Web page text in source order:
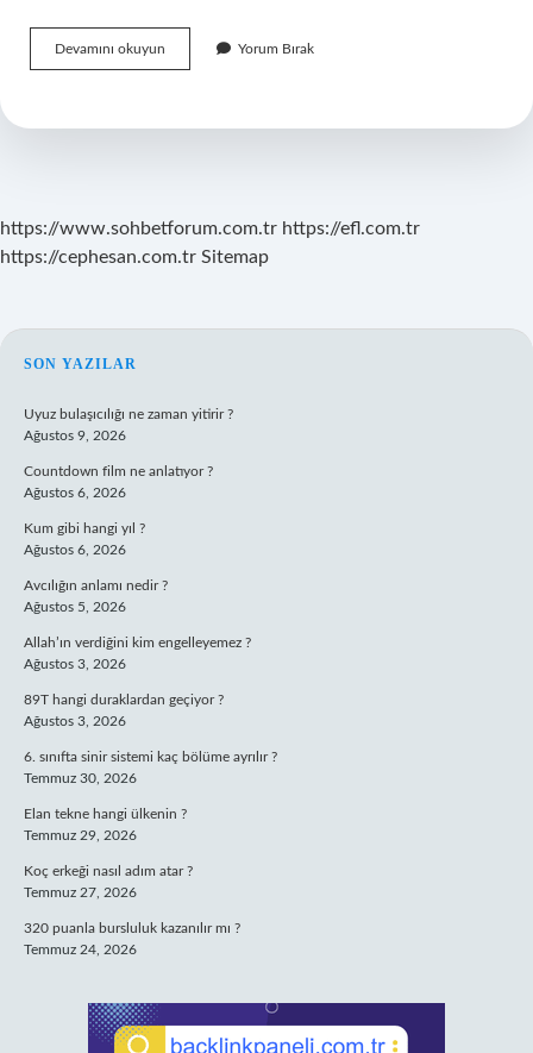
Devamını okuyun
Ismi
Yorum Bırak
https://www.sohbetforum.com.tr https://efl.com.tr
https://cephesan.com.tr Sitemap
SIDEBAR
SON YAZILAR
Uyuz bulaşıcılığı ne zaman yitirir ?
Ağustos 9, 2026
Countdown film ne anlatıyor ?
Ağustos 6, 2026
Kum gibi hangi yıl ?
Ağustos 6, 2026
Avcılığın anlamı nedir ?
Ağustos 5, 2026
Allah’ın verdiğini kim engelleyemez ?
Ağustos 3, 2026
89T hangi duraklardan geçiyor ?
Ağustos 3, 2026
6. sınıfta sinir sistemi kaç bölüme ayrılır ?
Temmuz 30, 2026
Elan tekne hangi ülkenin ?
Temmuz 29, 2026
Koç erkeği nasıl adım atar ?
Temmuz 27, 2026
320 puanla bursluluk kazanılır mı ?
Temmuz 24, 2026